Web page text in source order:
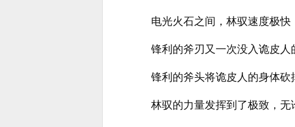
电光火石之间，林驭速度极快
锋利的斧刃又一次没入诡皮人
锋利的斧头将诡皮人的身体砍
林驭的力量发挥到了极致，无